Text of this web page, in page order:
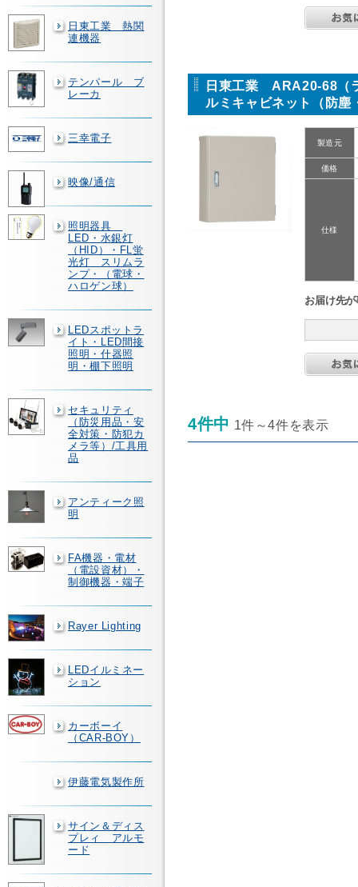
日東工業 熱関
連機器
テンパール ブ
レーカ
三幸電子
映像/通信
照明器具
LED・水銀灯
（HID）・FL蛍
光灯 スリムラ
ンプ・（電球・
ハロゲン球）
LEDスポットラ
イト・LED間接
照明・什器照
明・棚下照明
セキュリティ
（防災用品・安
全対策・防犯カ
メラ等）/工具用
品
アンティーク照
明
FA機器・電材
（電設資材）・
制御機器・端子
Rayer Lighting
LEDイルミネー
ション
カーボーイ
（CAR-BOY）
伊藤電気製作所
サイン＆ディス
プレィ アルモ
ード
日東工業 ARA20-68（
ルミキャビネット（防
製造元
価格
仕様
お届け先
4件中 1件～4件を表示